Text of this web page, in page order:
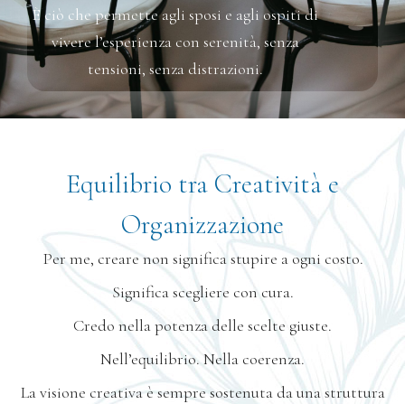
È ciò che permette agli sposi e agli ospitidi
vivere l’esperienza con serenità, senza
tensioni, senza distrazioni.
Equilibrio tra Creatività e
Organizzazione
Per me, creare non significa stupire a ogni costo.
Significa scegliere con cura.
Credo nella potenza delle scelte giuste.
Nell’equilibrio. Nella coerenza.
La visione creativa è sempre sostenuta da una struttura